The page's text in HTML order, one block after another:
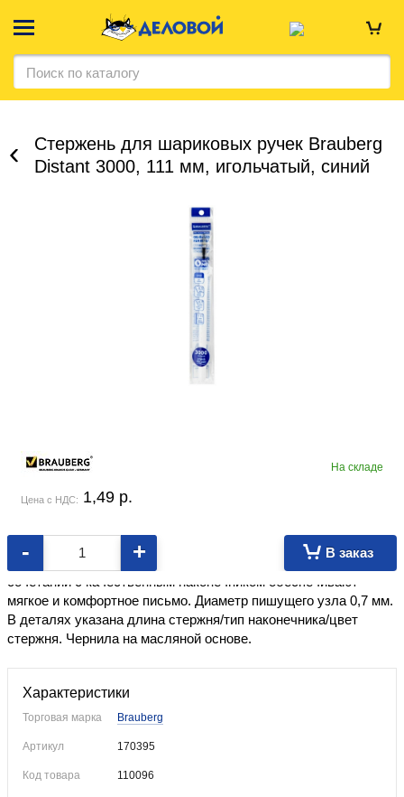
Стержень для шариковых ручек Brauberg
Distant 3000, 111 мм, игольчатый, синий
На складе
Цена с НДС: 1,49 p.
- + В заказ
Специальные чернила ультрапониженной вязкости в
сочетании с качественным наконечником обеспечивают
мягкое и комфортное письмо. Диаметр пишущего узла 0,7 мм.
В деталях указана длина стержня/тип наконечника/цвет
стержня. Чернила на масляной основе.
Характеристики
Торговая марка Brauberg
Артикул 170395
Код товара 110096